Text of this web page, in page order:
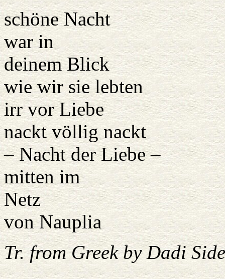
schöne Nacht
war in
deinem Blick
wie wir sie lebten
irr vor Liebe
nackt völlig nackt
– Nacht der Liebe –
mitten im
Netz
von Nauplia
Tr. from Greek by Dadi